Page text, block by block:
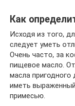
Как
Исходя из того,
следует уметь
Очень часто, за
пищевое масло.
масла пригодного
иметь
примесью.